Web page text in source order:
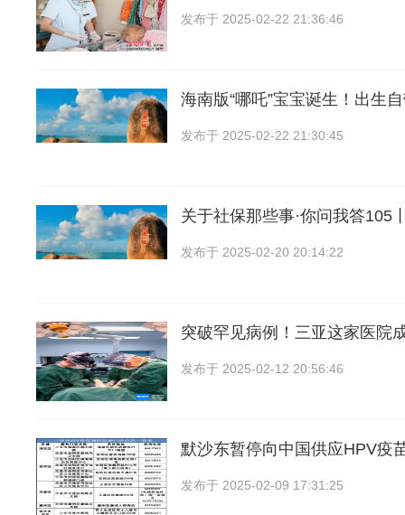
发布于 2025-02-22 21:36:46
海南版“哪吒”宝宝诞生！出生自
发布于 2025-02-22 21:30:45
关于社保那些事·你问我答105
发布于 2025-02-20 20:14:22
突破罕见病例！三亚这家医院
发布于 2025-02-12 20:56:46
默沙东暂停向中国供应HPV疫
发布于 2025-02-09 17:31:25